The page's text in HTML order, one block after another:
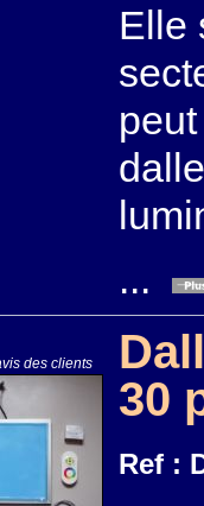
Elle
...
des clients
30
Ref :